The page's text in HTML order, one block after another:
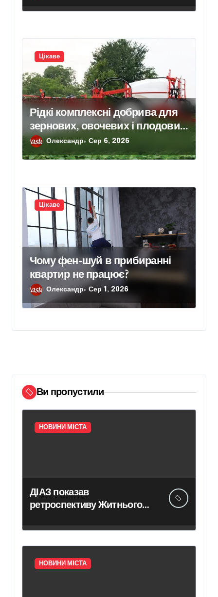
Цікаве
Рідкі комплексні добрива для
зернових, овочевих і плодових
культур: особливості вибору
Олександр Сер 6, 2026
Цікаве
Чому фен-шуй в прибиранні
квартир не працює?
Олександр Сер 1, 2026
Ви пропустили
НОВИНИ МІСТА
ДІАЗ показав
ретроспективу Житнього
проєкту «Стародавній
Київ»
НОВИНИ МІСТА